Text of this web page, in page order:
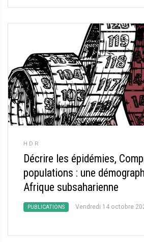
HDR
Décrire les épidémies,
populations : une
Afrique subsaharienne
PUBLICATIONS Vendredi 14 octobre